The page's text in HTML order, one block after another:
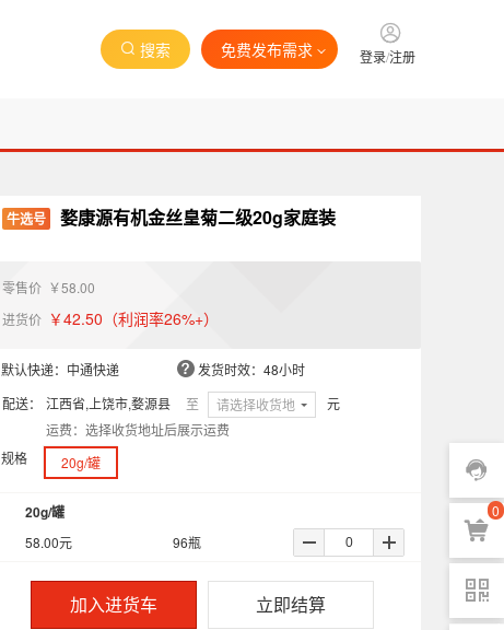
搜索 免费发布需求 登录/注册
0
牛选号 婺康源有机金丝皇菊二级20g家庭装
零售价 ￥58.00
进货价 ￥42.50 （利润率26%+）
默认快递：中通快递
发货时效：48小时
配送：
运费：选择收货地址后展示运费
江西省,上饶市,婺源县 至 请选择收货地 元
规格 20g/罐
20g/罐
58.00元 96瓶
加入进货车 立即结算